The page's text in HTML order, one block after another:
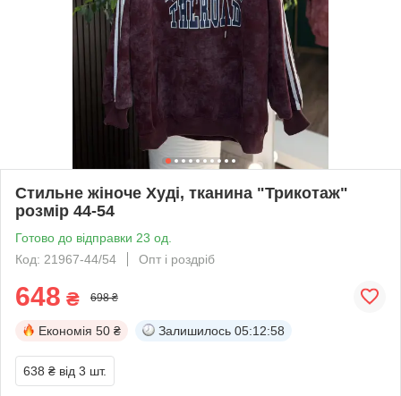
Стильне жіноче Худі, тканина "Трикотаж"
розмір 44-54
Готово до відправки 23 од.
Код: 21967-44/54
Опт і роздріб
648 ₴ 698 ₴
Економія 50 ₴ Залишилось 05:12:57
638 ₴ від 3 шт.